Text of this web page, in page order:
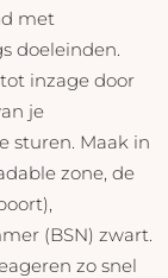
met
doeleinden.
inzage door
je
sturen. Maak in
zone, de
(BSN) zwart.
zo snel